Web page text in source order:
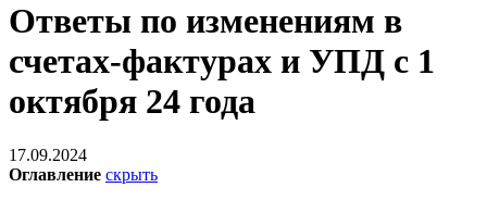
Ответы по изменениям в
счетах-фактурах и УПД с 1
октября 24 года
17.09.2024
Оглавление скрыть